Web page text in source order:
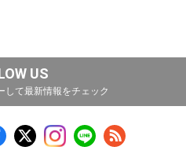
US
して最新情報をチェック